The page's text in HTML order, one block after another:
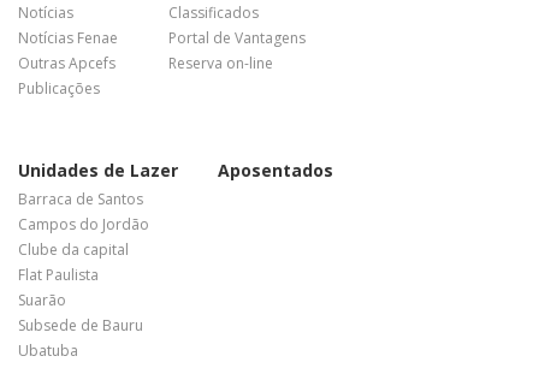
Notícias
Notícias Fenae
Outras Apcefs
Publicações
Classificados
Portal de Vantagens
Reserva on-line
Unidades de Lazer
Barraca de Santos
Campos do Jordão
Clube da capital
Flat Paulista
Suarão
Subsede de Bauru
Ubatuba
Aposentados